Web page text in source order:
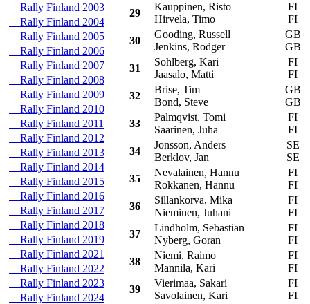
Rally Finland 2003
Rally Finland 2004
Rally Finland 2005
Rally Finland 2006
Rally Finland 2007
Rally Finland 2008
Rally Finland 2009
Rally Finland 2010
Rally Finland 2011
Rally Finland 2012
Rally Finland 2013
Rally Finland 2014
Rally Finland 2015
Rally Finland 2016
Rally Finland 2017
Rally Finland 2018
Rally Finland 2019
Rally Finland 2021
Rally Finland 2022
Rally Finland 2023
Rally Finland 2024
29
Kauppinen, Risto
Hirvela, Timo
FI
FI
30
Gooding, Russell
Jenkins, Rodger
GB
GB
31
Sohlberg, Kari
Jaasalo, Matti
FI
FI
32
Brise, Tim
Bond, Steve
GB
GB
33
Palmqvist, Tomi
Saarinen, Juha
FI
FI
34
Jonsson, Anders
Berklov, Jan
SE
SE
35
Nevalainen, Hannu
Rokkanen, Hannu
FI
FI
36
Sillankorva, Mika
Nieminen, Juhani
FI
FI
37
Lindholm, Sebastian
Nyberg, Goran
FI
FI
38
Niemi, Raimo
Mannila, Kari
FI
FI
39
Vierimaa, Sakari
Savolainen, Kari
FI
FI